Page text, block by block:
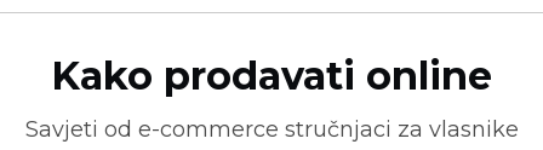
Kako prodavati online
Savjeti od e-commerce stručnjaci za vlasnike